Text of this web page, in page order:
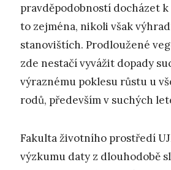
pravděpodobností docházet
to zejména, nikoli však
stanovištích. Prodloužené
zde nestačí vyvážit dopady
výraznému poklesu růstu u
rodů, především v suchých
Fakulta životního prostředí
výzkumu daty z dlouhodobě